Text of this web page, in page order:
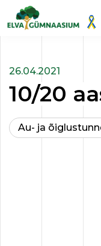
26.04.2021
10/20
Au- ja